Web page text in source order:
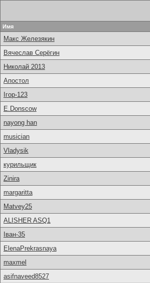
Имя
Макс Железякин
Вячеслав Серёгин
Николай 2013
Апостол
Ігор-123
E.Donscow
nayong han
musician
Vladysik
курильщик
Zinira
margaritta
Matvey25
ALISHER ASQ1
Іван-35
ElenaPrekrasnaya
maxmel
asifnaveed8527